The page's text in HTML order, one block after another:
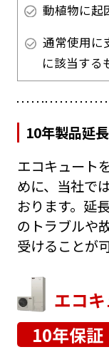
動植物に起
通常使用に
に該当する
10年製品延
エコキュート
めに、当社で
おります。延
のトラブルや
受けることが
エコ
10年保証